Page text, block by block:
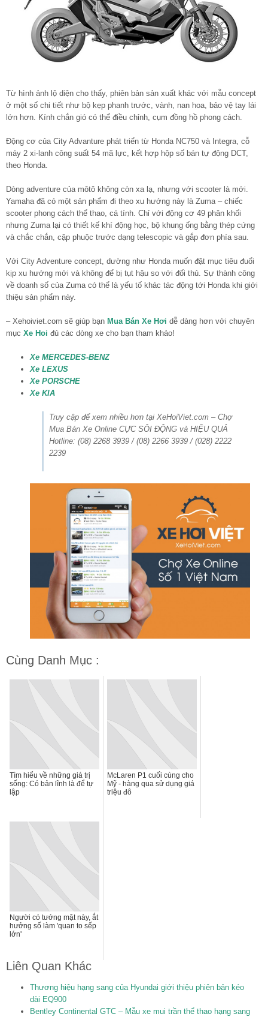
Từ hình ảnh lộ diện cho thấy, phiên bản sản xuất khác với mẫu concept
ở một số chi tiết như bộ kẹp phanh trước, vành, nan hoa, bảo vệ tay lái
lớn hơn. Kính chắn gió có thể điều chỉnh, cụm đồng hồ phong cách.
Động cơ của City Advanture phát triển từ Honda NC750 và Integra, cỗ
máy 2 xi-lanh công suất 54 mã lực, kết hợp hộp số bán tự động DCT,
theo Honda.
Dòng adventure của môtô không còn xa lạ, nhưng với scooter là mới.
Yamaha đã có một sản phẩm đi theo xu hướng này là Zuma – chiếc
scooter phong cách thể thao, cá tính. Chỉ với động cơ 49 phân khối
nhưng Zuma lại có thiết kế khí động học, bộ khung ống bằng thép cứng
và chắc chắn, cặp phuộc trước dạng telescopic và gắp đơn phía sau.
Với City Adventure concept, dường như Honda muốn đặt mục tiêu đuổi
kịp xu hướng mới và không để bị tụt hậu so với đối thủ. Sự thành công
về doanh số của Zuma có thể là yếu tố khác tác động tới Honda khi giới
thiệu sản phẩm này.
– Xehoiviet.com sẽ giúp bạn Mua Bán Xe Hơi dễ dàng hơn với chuyên
mục Xe Hoi đủ các dòng xe cho bạn tham khảo!
Xe MERCEDES-BENZ
Xe LEXUS
Xe PORSCHE
Xe KIA
Truy cập để xem nhiều hơn tại XeHoiViet.com – Chợ
Mua Bán Xe Online CỰC SÔI ĐỘNG và HIỆU QUẢ
Hotline: (08) 2268 3939 / (08) 2266 3939 / (028) 2222
2239
Cùng Danh Mục :
Tìm hiểu về những giá trị
sống: Có bản lĩnh là để tự
lập
McLaren P1 cuối cùng cho
Mỹ - hàng qua sử dụng giá
triệu đô
Người có tướng mặt này, ắt
hưởng số làm 'quan to sếp
lớn'
Liên Quan Khác
Thương hiệu hạng sang của Hyundai giới thiệu phiên bản kéo
dài EQ900
Bentley Continental GTC – Mẫu xe mui trần thể thao hạng sang